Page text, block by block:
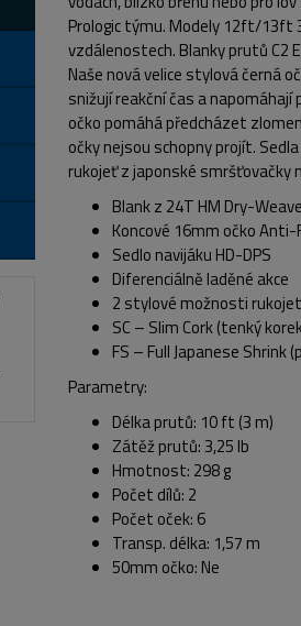
Prologic týmu. Modely 12ft/13ft
vzdálenostech. Blanky prutů C2
Naše nová velice stylová černá
snižují reakční čas a napomáhají
očko pomáhá předcházet
očky nejsou schopny projít.
rukojeť z japonské smršťovačky
Blank z 24T HM Dry-
Koncové 16mm očko Anti-
Sedlo navijáku HD-DPS
Diferenciálně laděné akce
2 stylové možnosti
SC – Slim Cork (tenký
FS – Full Japanese Shrink
Parametry:
Délka prutů: 10 ft (3 m)
Zátěž prutů: 3,25 lb
Hmotnost: 298 g
Počet dílů: 2
Počet oček: 6
Transp. délka: 1,57 m
50mm očko: Ne